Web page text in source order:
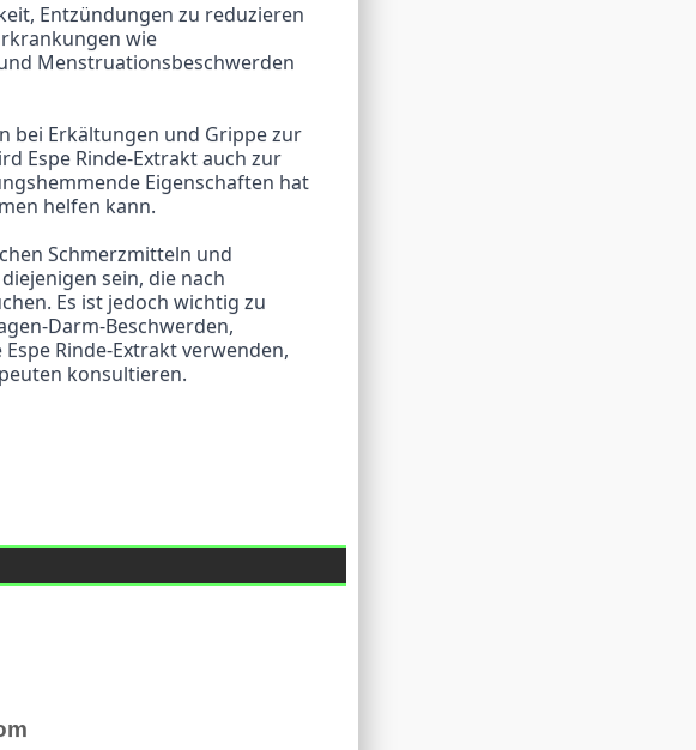
wie
Menstruationsbeschwerden
Espe Rinde-Extrakt auch zur
Eigenschaften hat
helfen kann.
sein, die nach
Es ist jedoch wichtig zu
Darm-Beschwerden,
Rinde-Extrakt verwenden,
konsultieren.